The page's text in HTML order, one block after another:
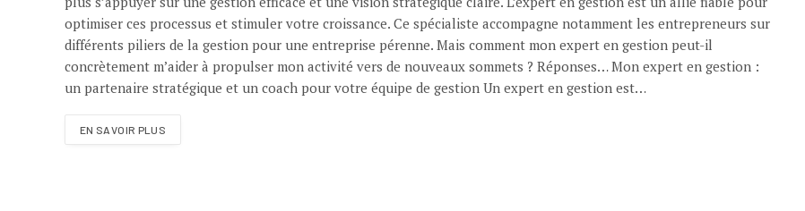
optimiser ces processus et stimuler votre croissance. Ce spécialiste accompagne notamment les entrepreneurs sur
différents piliers de la gestion pour une entreprise pérenne. Mais comment mon expert en gestion peut-il
concrètement m’aider à propulser mon activité vers de nouveaux sommets ? Réponses… Mon expert en gestion :
un partenaire stratégique et un coach pour votre équipe de gestion Un expert en gestion est…
EN SAVOIR PLUS